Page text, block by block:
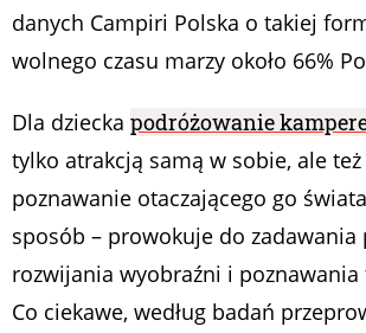
danych Campiri Polska o takiej
wolnego czasu marzy około 66%
Dla dziecka podróżowanie
tylko atrakcją samą w sobie, ale też
poznawanie otaczającego go
sposób – prowokuje do zadawania
rozwijania wyobraźni i poznawania
Co ciekawe, według badań